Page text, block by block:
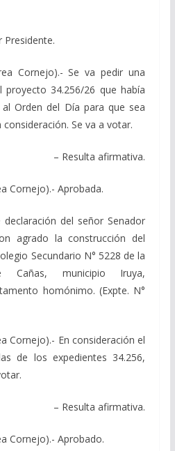
Presidente.
Cornejo).- Se va pedir una
proyecto 34.256/26 que había
Orden del Día para que sea
Se va a votar.
– Resulta afirmativa.
Cornejo).- Aprobada.
del señor Senador
agrado la construcción del
Secundario N° 5228 de la
Cañas, municipio Iruya,
homónimo. (Expte. N°
Cornejo).- En consideración el
de los expedientes 34.256,
– Resulta afirmativa.
Cornejo).- Aprobado.